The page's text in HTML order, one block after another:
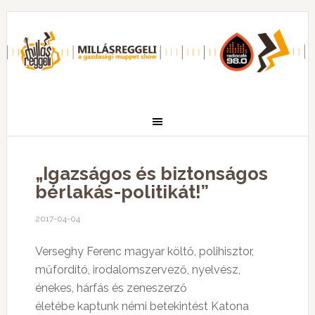
„Igazságos és biztonságos
bérlakás-politikát!”
2017-04-04
Verseghy Ferenc magyar költő, polihisztor,
műfordító, irodalomszervező, nyelvész,
énekes, hárfás és zeneszerző
életébe kaptunk némi betekintést Katona